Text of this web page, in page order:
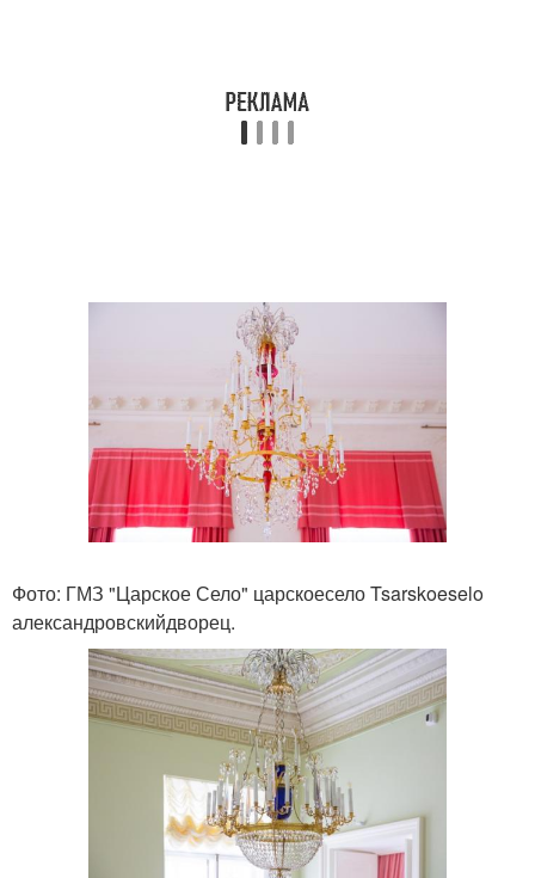
Фото: ГМЗ "Царское Село" царскоесело Tsarskoeselo
александровскийдворец.